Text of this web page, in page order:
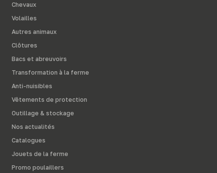
Chevaux
Volailles
Autres animaux
Clôtures
Bacs et abreuvoirs
Transformation à la ferme
Anti-nuisibles
Vêtements de protection
Outillage & stockage
Nos actualités
Catalogues
Jouets de la ferme
Promo poulaillers